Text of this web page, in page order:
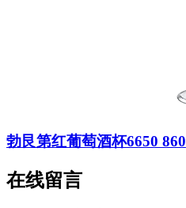
勃艮第红葡萄酒杯6650 860
在线留言